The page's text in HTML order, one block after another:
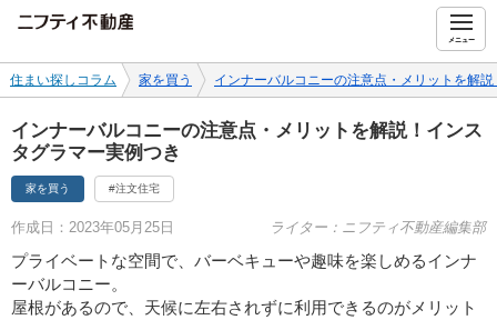
メニュー
住まい探しコラム 家を買う インナーバルコニーの注意点・メリットを解
インナーバルコニーの注意点・メリットを解説！インス
タグラマー実例つき
家を買う #注文住宅
作成日：2023年05月25日 ライター：ニフティ不動産編集部
プライベートな空間で、バーベキューや趣味を楽しめるインナ
ーバルコニー。
屋根があるので、天候に左右されずに利用できるのがメリット